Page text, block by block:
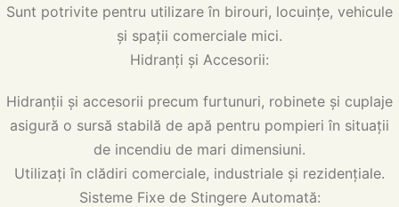
Sunt potrivite pentru utilizare în birouri, locuințe, vehicule
și spații comerciale mici.
Hidranți și Accesorii:
Hidranții și accesorii precum furtunuri, robinete și cuplaje
asigură o sursă stabilă de apă pentru pompieri în situații
de incendiu de mari dimensiuni.
Utilizați în clădiri comerciale, industriale și rezidențiale.
Sisteme Fixe de Stingere Automată: